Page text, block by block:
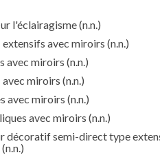
l'éclairagisme(n.n.)
avec miroirs (n.n.)
avec miroirs (n.n.)
avec miroirs (n.n.)
avec miroirs (n.n.)
avec miroirs (n.n.)
décoratif semi-direct type
(n.n.)